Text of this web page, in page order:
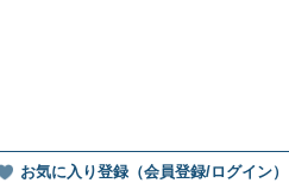
お気に入り登録（会員登録/ログイン）